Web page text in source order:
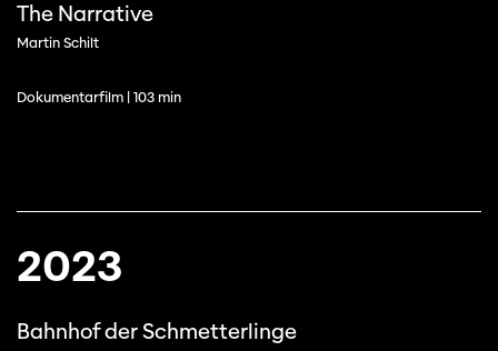
The Narrative
Martin Schilt
Dokumentarfilm | 103 min
2023
Bahnhof der Schmetterlinge